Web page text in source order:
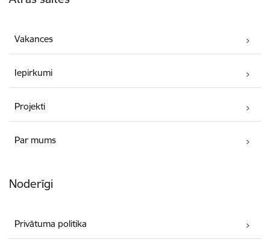
Vakances
Iepirkumi
Projekti
Par mums
Noderīgi
Privātuma politika